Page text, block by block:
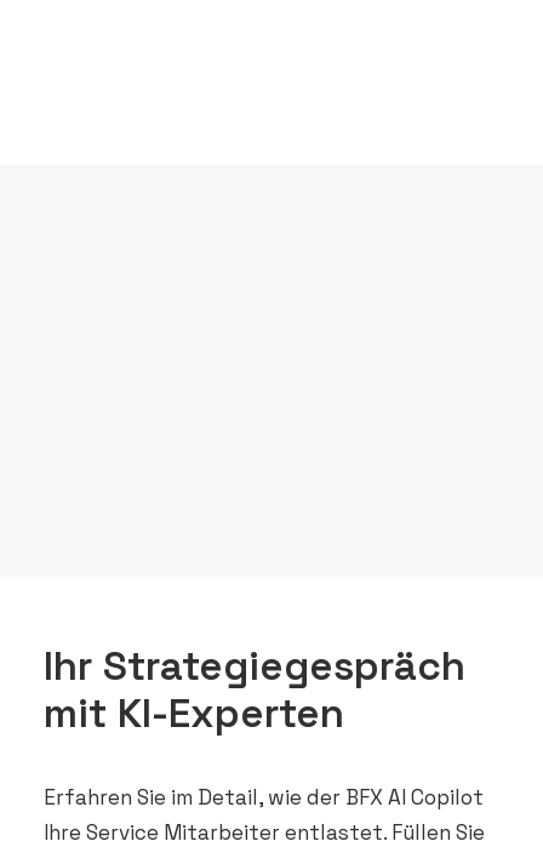
Ihr Strategiegespräch
mit KI-Experten
Erfahren Sie im Detail, wie der BFX AI Copilot
Ihre Service Mitarbeiter entlastet. Füllen Sie